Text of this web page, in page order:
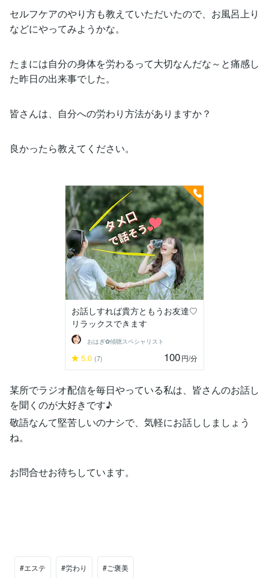
セルフケアのやり方も教えていただいたので、お風呂上り
などにやってみようかな。
たまには自分の身体を労わるって大切なんだな～と痛感し
た昨日の出来事でした。
皆さんは、自分への労わり方法がありますか？
良かったら教えてください。
お話しすれば貴方ともうお友達♡
リラックスできます
おはぎ✿傾聴スペシャリスト
5.0 (7) 100円/分
某所でラジオ配信を毎日やっている私は、皆さんのお話し
を聞くのが大好きです♪
敬語なんて堅苦しいのナシで、気軽にお話ししましょう
ね。
お問合せお待ちしています。
#エステ #労わり #ご褒美